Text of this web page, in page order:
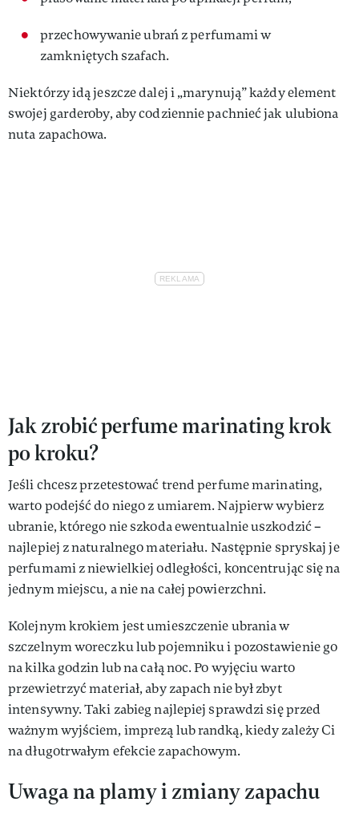
przechowywanie ubrań z perfumami w
zamkniętych szafach.
Niektórzy idą jeszcze dalej i „marynują” każdy element
swojej garderoby, aby codziennie pachnieć jak ulubiona
nuta zapachowa.
Jak zrobić perfume marinating krok
po kroku?
Jeśli chcesz przetestować trend perfume marinating,
warto podejść do niego z umiarem. Najpierw wybierz
ubranie, którego nie szkoda ewentualnie uszkodzić –
najlepiej z naturalnego materiału. Następnie spryskaj je
perfumami z niewielkiej odległości, koncentrując się na
jednym miejscu, a nie na całej powierzchni.
Kolejnym krokiem jest umieszczenie ubrania w
szczelnym woreczku lub pojemniku i pozostawienie go
na kilka godzin lub na całą noc. Po wyjęciu warto
przewietrzyć materiał, aby zapach nie był zbyt
intensywny. Taki zabieg najlepiej sprawdzi się przed
ważnym wyjściem, imprezą lub randką, kiedy zależy Ci
na długotrwałym efekcie zapachowym.
Uwaga na plamy i zmiany zapachu